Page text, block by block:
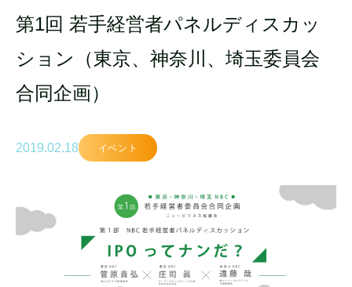
第1回 若手経営者パネルディスカッ
ション（東京、神奈川、埼玉委員会
合同企画）
2019.02.18 イベント